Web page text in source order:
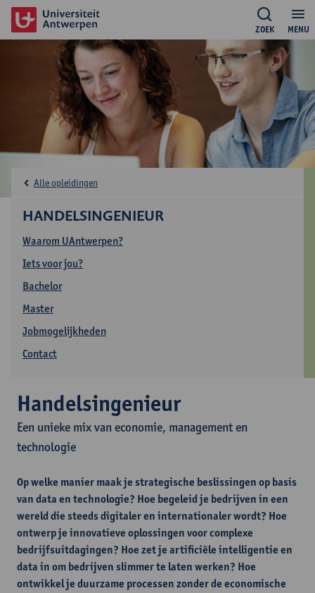
MENU
ZOEK
HANDELSINGENIEUR
Waarom UAntwerpen?
Iets voor jou?
Bachelor
Master
Jobmogelijkheden
Contact
Alle opleidingen
Handelsingenieur
Een unieke mix van economie, management en
technologie
Op welke manier maak je strategische beslissingen op basis
van data en technologie? Hoe begeleid je bedrijven in een
wereld die steeds digitaler en internationaler wordt? Hoe
ontwerp je innovatieve oplossingen voor complexe
bedrijfsuitdagingen? Hoe zet je artificiële intelligentie en
data in om bedrijven slimmer te laten werken? Hoe
ontwikkel je duurzame processen zonder de economische